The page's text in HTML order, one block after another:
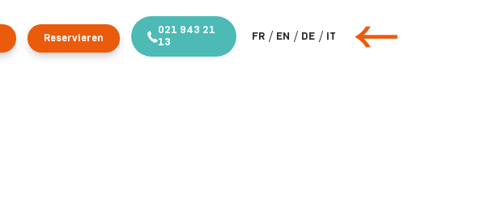
Reservieren
021 943 21
13
FR / EN / DE / IT